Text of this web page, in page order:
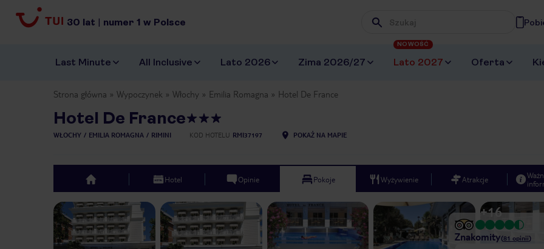
30 lat | numer 1 w Polsce Wpisz frazę, której szukasz
Last Minute All Inclusive Lato 2026 Zima 2026/27 Lato 2027
NOWOŚĆ
Oferta
Strona główna Wypoczynek Włochy Emilia Romagna Hotel De France
Hotel De France
WŁOCHY EMILIA ROMAGNA RIMINI KOD HOTELU RMI37197 POKAŻ NA MAPIE
top Hotel Opinie Pokoje Wyżywienie Atrakcje
Previous slide +16
Znakomity(81 opinii)